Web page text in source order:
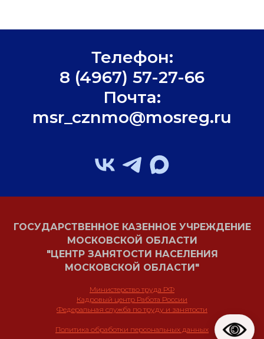
Телефон:
8 (4967) 57-27-66
Почта:
msr_cznmo@mosreg.ru
ГОСУДАРСТВЕННОЕ КАЗЕННОЕ УЧРЕЖДЕНИЕ
МОСКОВСКОЙ ОБЛАСТИ
"ЦЕНТР ЗАНЯТОСТИ НАСЕЛЕНИЯ
МОСКОВСКОЙ ОБЛАСТИ"
Министерство труда РФ
Кадровый центр Работа России
Федеральная служба по труду и занятости
Политика обработки персональных данных